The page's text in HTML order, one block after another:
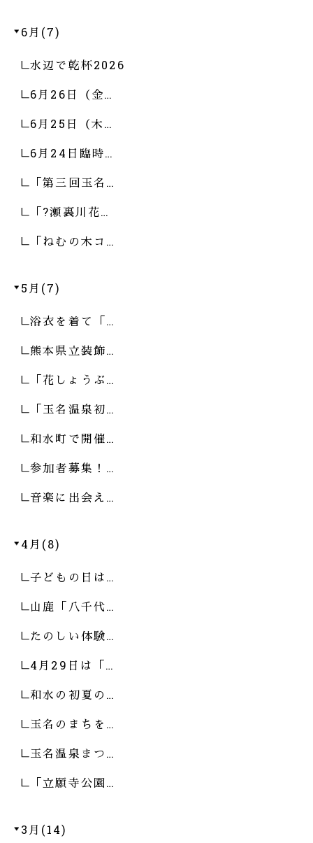
6月(7)
水辺で乾杯2026
6月26日（金…
6月25日（木…
6月24日臨時…
「第三回玉名…
「?瀬裏川花…
「ねむの木コ…
5月(7)
浴衣を着て「…
熊本県立装飾…
「花しょうぶ…
「玉名温泉初…
和水町で開催…
参加者募集！…
音楽に出会え…
4月(8)
子どもの日は…
山鹿「八千代…
たのしい体験…
4月29日は「…
和水の初夏の…
玉名のまちを…
玉名温泉まつ…
「立願寺公園…
3月(14)